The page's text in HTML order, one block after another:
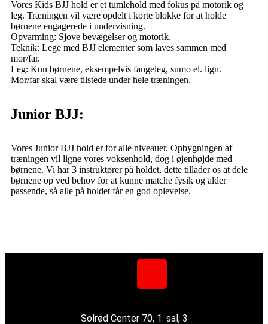
Vores Kids BJJ hold er et tumlehold med fokus på motorik og
leg. Træningen vil være opdelt i korte blokke for at holde
børnene engagerede i undervisning.
Opvarming: Sjove bevægelser og motorik.
Teknik: Lege med BJJ elementer som laves sammen med
mor/far.
Leg: Kun børnene, eksempelvis fangeleg, sumo el. lign.
Mor/far skal være tilstede under hele træningen.
Junior BJJ:
Vores Junior BJJ hold er for alle niveauer. Opbygningen af
træningen vil ligne vores voksenhold, dog i øjenhøjde med
børnene. Vi har 3 instruktører på holdet, dette tillader os at dele
børnene op ved behov for at kunne matche fysik og alder
passende, så alle på holdet får en god oplevelse.
Solrød Center 70, 1. sal, 3